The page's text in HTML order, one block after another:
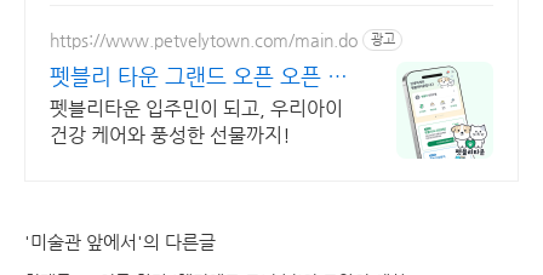
상품 업로드
https://www.petvelytown.com/main.do 광고
펫블리 타운 그랜드 오픈 오픈 이
벤트 진행 중!
펫블리타운 입주민이 되고, 우리아이
건강 케어와 풍성한 선물까지!
'미술관 앞에서'의 다른글